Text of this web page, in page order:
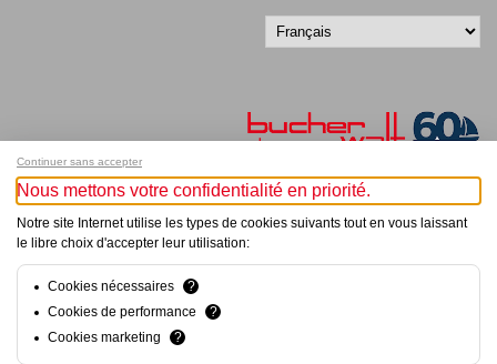
© Bucher+Walt 2011-2026
Tous droits réservés - Informations non contractuelles
hsolutions.ch
Continuer sans accepter
Nous mettons votre confidentialité en priorité.
Notre site Internet utilise les types de cookies suivants tout en vous laissant
le libre choix d'accepter leur utilisation:
Cookies nécessaires
?
Cookies de performance
?
Cookies marketing
?